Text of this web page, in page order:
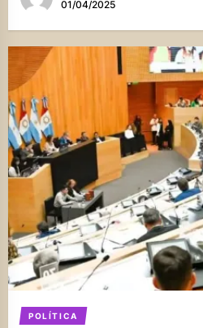
01/04/2025
POLÍTICA